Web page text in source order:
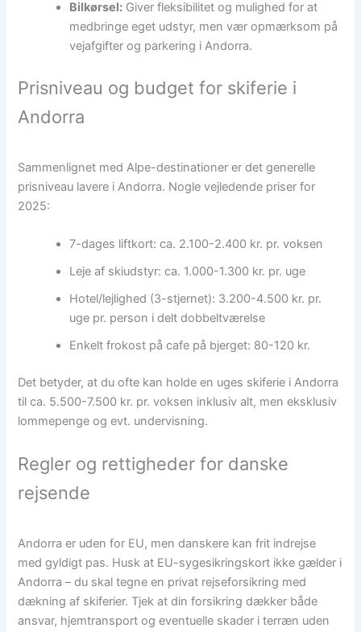
Bilkørsel: Giver fleksibilitet og mulighed for at
medbringe eget udstyr, men vær opmærksom på
vejafgifter og parkering i Andorra.
Prisniveau og budget for skiferie i
Andorra
Sammenlignet med Alpe-destinationer er det generelle
prisniveau lavere i Andorra. Nogle vejledende priser for
2025:
7-dages liftkort: ca. 2.100-2.400 kr. pr. voksen
Leje af skiudstyr: ca. 1.000-1.300 kr. pr. uge
Hotel/lejlighed (3-stjernet): 3.200-4.500 kr. pr.
uge pr. person i delt dobbeltværelse
Enkelt frokost på cafe på bjerget: 80-120 kr.
Det betyder, at du ofte kan holde en uges skiferie i Andorra
til ca. 5.500-7.500 kr. pr. voksen inklusiv alt, men eksklusiv
lommepenge og evt. undervisning.
Regler og rettigheder for danske
rejsende
Andorra er uden for EU, men danskere kan frit indrejse
med gyldigt pas. Husk at EU-sygesikringskort ikke gælder i
Andorra – du skal tegne en privat rejseforsikring med
dækning af skiferier. Tjek at din forsikring dækker både
ansvar, hjemtransport og eventuelle skader i terræn uden